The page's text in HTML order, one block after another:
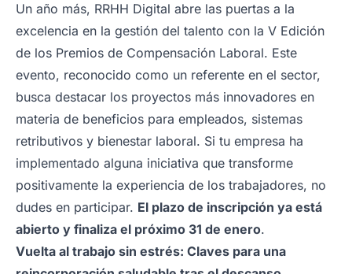
Un año más, RRHH Digital abre las puertas a la
excelencia en la gestión del talento con la V Edición
de los Premios de Compensación Laboral. Este
evento, reconocido como un referente en el sector,
busca destacar los proyectos más innovadores en
materia de beneficios para empleados, sistemas
retributivos y bienestar laboral. Si tu empresa ha
implementado alguna iniciativa que transforme
positivamente la experiencia de los trabajadores, no
dudes en participar. El plazo de inscripción ya está
abierto y finaliza el próximo 31 de enero.
Vuelta al trabajo sin estrés: Claves para una